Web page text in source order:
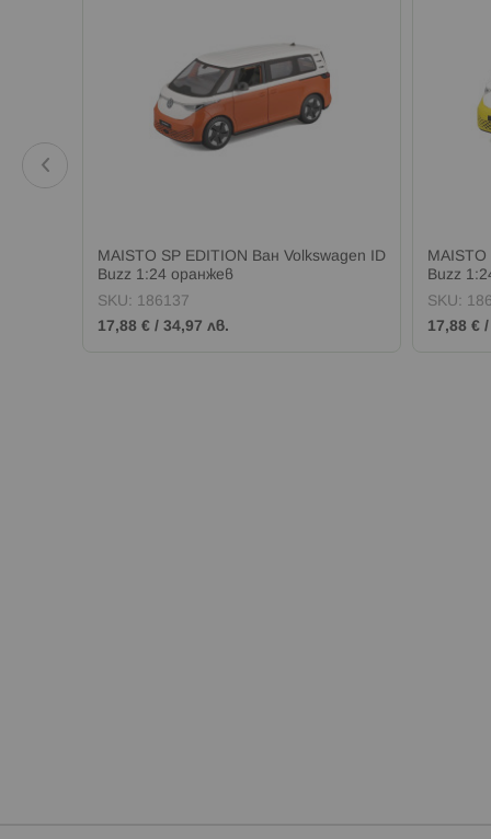
MAISTO SP EDITION Ван Volkswagen ID
Buzz 1:24 оранжев
SKU: 186137
17,88 € / 34,97 лв.
Buzz
SKU:
17,88 €